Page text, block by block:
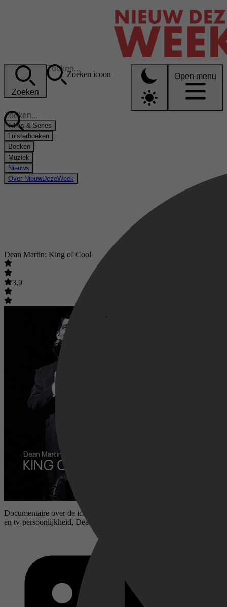
Zoeken
Zoeken icoon Open menu
Films & Series
Luisterboeken
Boeken
Muziek
Nieuws
Over NieuwDezeWeek
Dean Martin: King of Cool
3,9
Documentaire over de iconische Amerikaans acteur, zanger, komiek
en tv-persoonlijkheid, Dean Martin.